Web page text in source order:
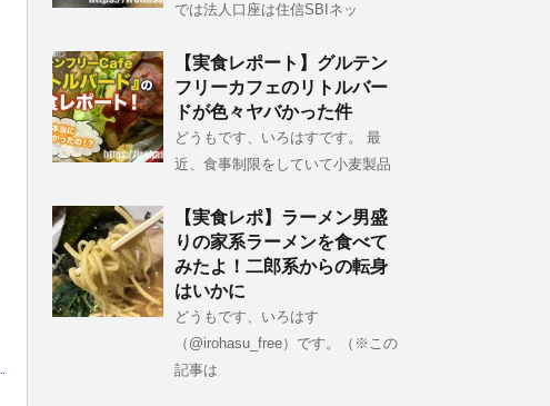
では法人口座は住信SBIネッ
【実食レポート】グルテン
フリーカフェのリトルバー
ドが色々ヤバかった件
どうもです、いろはすです。 最
近、食事制限をしていて小麦製品
【実食レポ】ラーメン男盛
りの家系ラーメンを食べて
みたよ！二郎系からの転身
はいかに
どうもです、いろはす
（@irohasu_free）です。（※この
記事は